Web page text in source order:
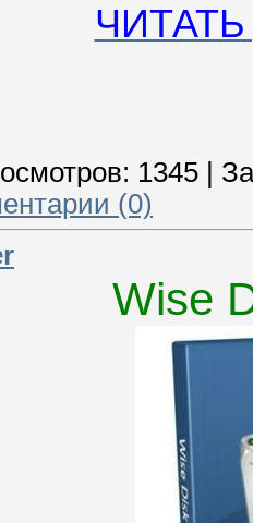
1345 |
(0)
Wise